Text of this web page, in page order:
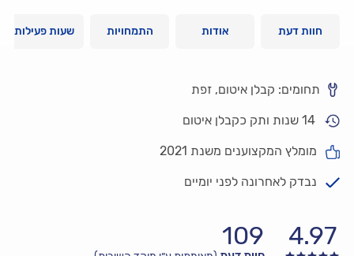
חוות דעת אודות התמחויות שעות פעילות
תחומים: קבלן איטום, זפת
14 שנות ותק כקבלן איטום
מומלץ המקצוענים משנת 2021
נבדק לאחרונה לפני יומיים
4.97
109